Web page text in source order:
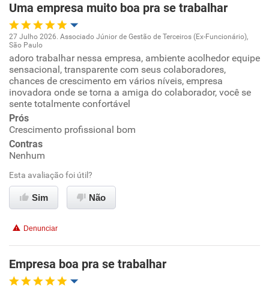
Uma empresa muito boa pra se trabalhar
Oportunidade de promoção
Ambiente de trabalho
Conciliação com a vida familiar
Benefícios
Recomenda esta empresa
Recomenda a diretoria
27 Julho 2026. Associado Júnior de Gestão de Terceiros (Ex-Funcionário),
São Paulo
adoro trabalhar nessa empresa, ambiente acolhedor equipe
sensacional, transparente com seus colaboradores,
chances de crescimento em vários níveis, empresa
inovadora onde se torna a amiga do colaborador, você se
sente totalmente confortável
Prós
Crescimento profissional bom
Contras
Nenhum
Esta avaliação foi útil?
Sim Não
Denunciar
Empresa boa pra se trabalhar